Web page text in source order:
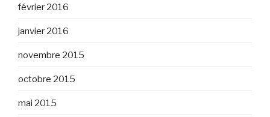
février 2016
janvier 2016
novembre 2015
octobre 2015
mai 2015